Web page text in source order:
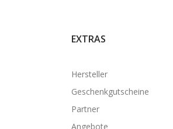
EXTRAS
Hersteller
Geschenkgutscheine
Partner
Angebote